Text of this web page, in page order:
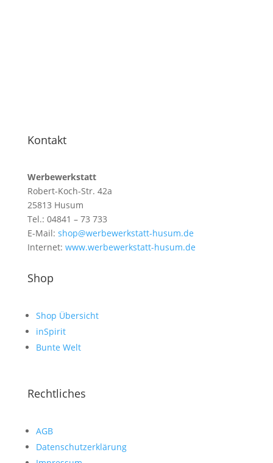
Kontakt
Werbewerkstatt
Robert-Koch-Str. 42a
25813 Husum
Tel.: 04841 – 73 733
E-Mail: shop@werbewerkstatt-husum.de
Internet: www.werbewerkstatt-husum.de
Shop
Shop Übersicht
inSpirit
Bunte Welt
Rechtliches
AGB
Datenschutzerklärung